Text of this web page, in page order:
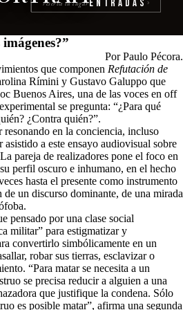
reserva tu lugarEntradas ›
Por Paulo Pécora.
que componen Refutación de
Rímini y Gustavo Galuppo que
Buenos Aires, una de las voces en off
se pregunta: “¿Para qué
¿Contra quién?”.
resonando en la conciencia, incluso
asistido a este ensayo audiovisual sobre
pareja de realizadores pone el foco en
perfil oscuro e inhumano, en el hecho
hasta el presente como instrumento
un discurso dominante, de una mirada
pensado por una clase social
militar” para estigmatizar y
convertirlo simbólicamente en un
robar sus tierras, esclavizar o
“Para matar se necesita a un
se precisa reducir a alguien a una
que justifique la condena. Sólo
es posible matar”, afirma una segunda